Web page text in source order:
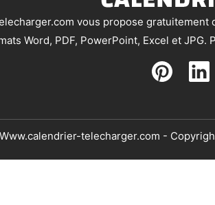
vous propose
Word, PDF, PowerPoint, Excel et
Www.calendrier-telecharger.com -